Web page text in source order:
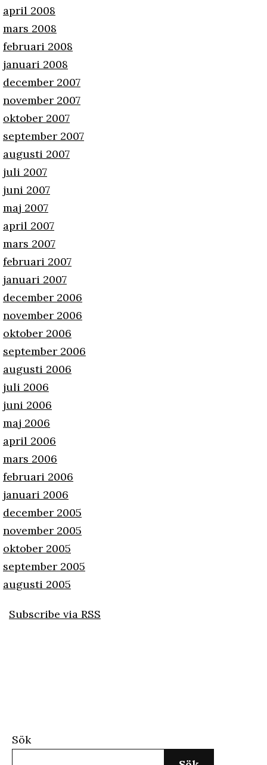
april 2008
mars 2008
februari 2008
januari 2008
december 2007
november 2007
oktober 2007
september 2007
augusti 2007
juli 2007
juni 2007
maj 2007
april 2007
mars 2007
februari 2007
januari 2007
december 2006
november 2006
oktober 2006
september 2006
augusti 2006
juli 2006
juni 2006
maj 2006
april 2006
mars 2006
februari 2006
januari 2006
december 2005
november 2005
oktober 2005
september 2005
augusti 2005
Subscribe via RSS
Sök